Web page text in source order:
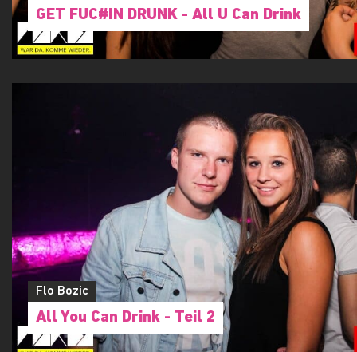
GET FUC#IN DRUNK - All U Can Drink
Flo Bozic
All You Can Drink - Teil 2